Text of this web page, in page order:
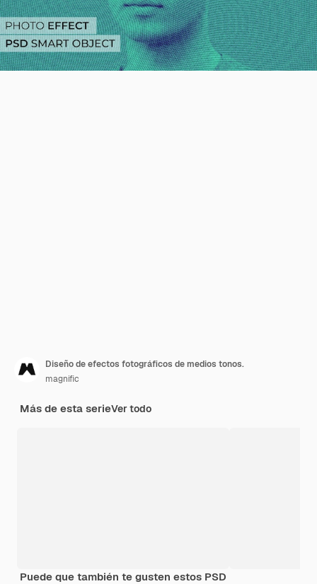
Diseño de efectos fotográficos de medios tonos.
magnific
Más de esta serieVer todo
Puede que también te gusten estos PSD